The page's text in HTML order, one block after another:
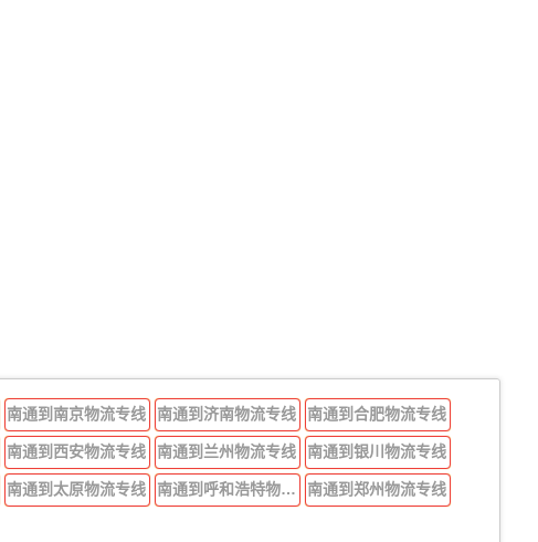
南通到南京物流专线 南通到济南物流专线 南通到合肥物流专线
南通到西安物流专线 南通到兰州物流专线 南通到银川物流专线
南通到太原物流专线 南通到呼和浩特物流专线 南通到郑州物流专线